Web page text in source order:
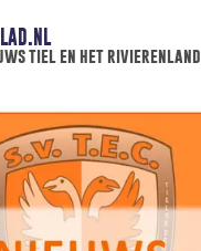
tiel en het rivierenland